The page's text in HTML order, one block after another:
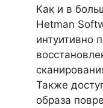
Как и в
Hetman
интуитивно
Также
образа